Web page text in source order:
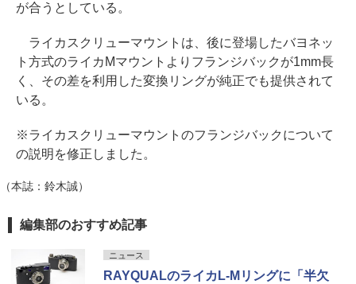
が合うとしている。
ライカスクリューマウントは、後に登場したバヨネッ
ト方式のライカMマウントよりフランジバックが1mm長
く、その差を利用した変換リングが純正でも提供されて
いる。
※ライカスクリューマウントのフランジバックについて
の説明を修正しました。
（本誌：鈴木誠）
編集部のおすすめ記事
ニュース
RAYQUALのライカL-Mリングに「半欠